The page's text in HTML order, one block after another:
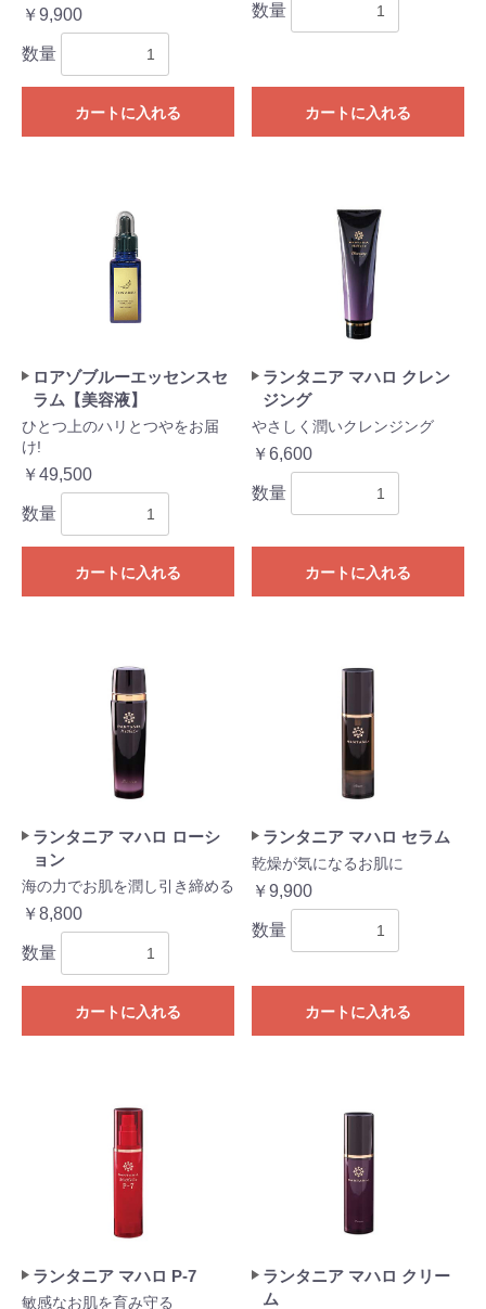
￥9,900
数量
カートに入れる
数量
カートに入れる
ロアゾブルーエッセンスセ
ラム【美容液】
ひとつ上のハリとつやをお届
け!
￥49,500
数量
カートに入れる
ランタニア マハロ クレン
ジング
やさしく潤いクレンジング
￥6,600
数量
カートに入れる
ランタニア マハロ ローシ
ョン
海の力でお肌を潤し引き締める
￥8,800
数量
カートに入れる
ランタニア マハロ セラム
乾燥が気になるお肌に
￥9,900
数量
カートに入れる
ランタニア マハロ P-7
敏感なお肌を育み守る
ランタニア マハロ クリー
ム